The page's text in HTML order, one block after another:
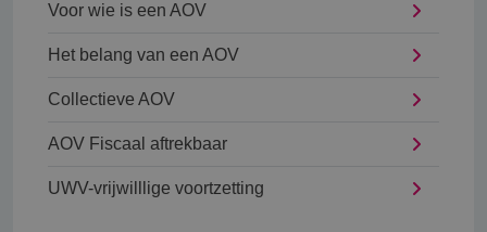
Voor wie is een AOV
Het belang van een AOV
Collectieve AOV
AOV Fiscaal aftrekbaar
UWV-vrijwilllige voortzetting